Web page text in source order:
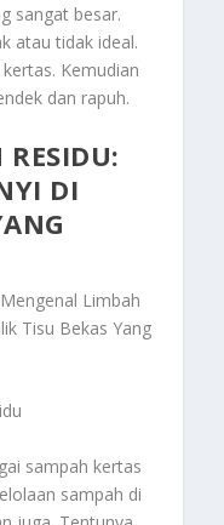
sangat besar.
atau tidak ideal.
Kemudian
dan rapuh.
DI
Mengenal Limbah
Tisu Bekas Yang
sampah kertas
sampah di